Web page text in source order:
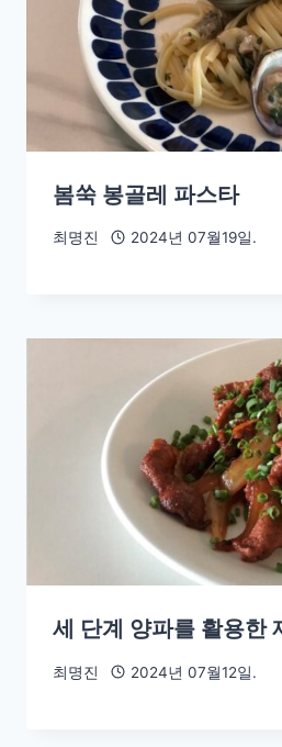
봄쑥 봉골레 파스타
최명진 2024년 07월19일.
세 단계 양파를 활용한
최명진 2024년 07월12일.